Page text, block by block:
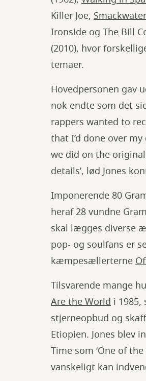
Killer Joe,
Ironside og The Bill
(2010), hvor
temaer.
Hovedpersonen gav
nok endte som det
rappers wanted to
that I’d done over
we did on the
details’, lød Jones
Imponerende 80
heraf 28 vundne
skal lægges diverse
pop- og soulfans er
kæmpesællerterne
Tilsvarende mange
Are the World i 1985,
stjerneopbud og
Etiopien. Jones blev
Time som ‘One of
vanskeligt kan